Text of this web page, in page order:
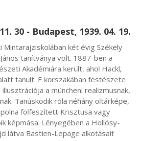
30 - Budapest, 1939. 04. 19.
tanítványa volt. 1887-ben a
Akadémiára került, ahol Hackl,
tanult. E korszakában festészete
a müncheni realizmusnak,
Tanúskodik róla néhány oltárképe,
fölfeszített Krisztusa vagy
képmása. Lényegében a Hollósy-
látva Bastien-Lepage alkotásait